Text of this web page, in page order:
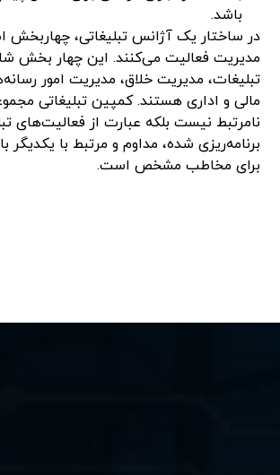
باشد.
در ساختار یک آژانس تبلیغاتی،
مدیریت فعالیت می‌کنند. این چهار بخش
تبلیغات، مدیریت خلاق، مدیریت امور
مالی و اداری هستند. کمپین تبلیغاتی
نامرتبط نیست بلکه عبارت از فعالیت‌های
برنامه‌ریزی شده، مداوم و مرتبط با
برای مخاطب مشخص است.